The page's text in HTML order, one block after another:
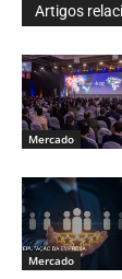
Artigos
Mercado
Mercado